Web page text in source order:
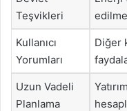
Teşvikleri
Kullanıcı
Yorumları
Diğer
Uzun Vadeli
Planlama